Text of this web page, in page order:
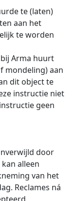
te (laten)
aan het
te worden
Arma huurt
mondeling) aan
dit object te
instructie niet
geen
door
alleen
van het
Reclames ná